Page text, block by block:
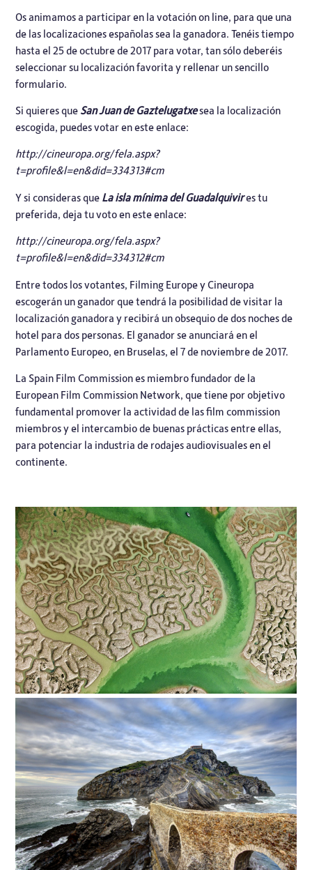
Os animamos a participar en la votación on line, para que una
de las localizaciones españolas sea la ganadora. Tenéis tiempo
hasta el 25 de octubre de 2017 para votar, tan sólo deberéis
seleccionar su localización favorita y rellenar un sencillo
formulario.
Si quieres que San Juan de Gaztelugatxesea la localización
escogida, puedes votar en este enlace:
http://cineuropa.org/fela.aspx?
t=profile&l=en&did=334313#cm
Y si consideras que La isla mínima del Guadalquivires tu
preferida, deja tu voto en este enlace:
http://cineuropa.org/fela.aspx?
t=profile&l=en&did=334312#cm
Entre todos los votantes, Filming EuropeyCineuropa
escogerán un ganador que tendrá la posibilidad de visitar la
localización ganadora y recibirá un obsequio de dos noches de
hotel para dos personas. El ganador se anunciará en el
Parlamento Europeo, en Bruselas, el 7 de noviembre de 2017.
La Spain Film Commission es miembro fundador de la
European Film Commission Network, que tiene por objetivo
fundamental promover la actividad de las film commission
miembros y el intercambio de buenas prácticas entre ellas,
para potenciar la industria de rodajes audiovisuales en el
continente.